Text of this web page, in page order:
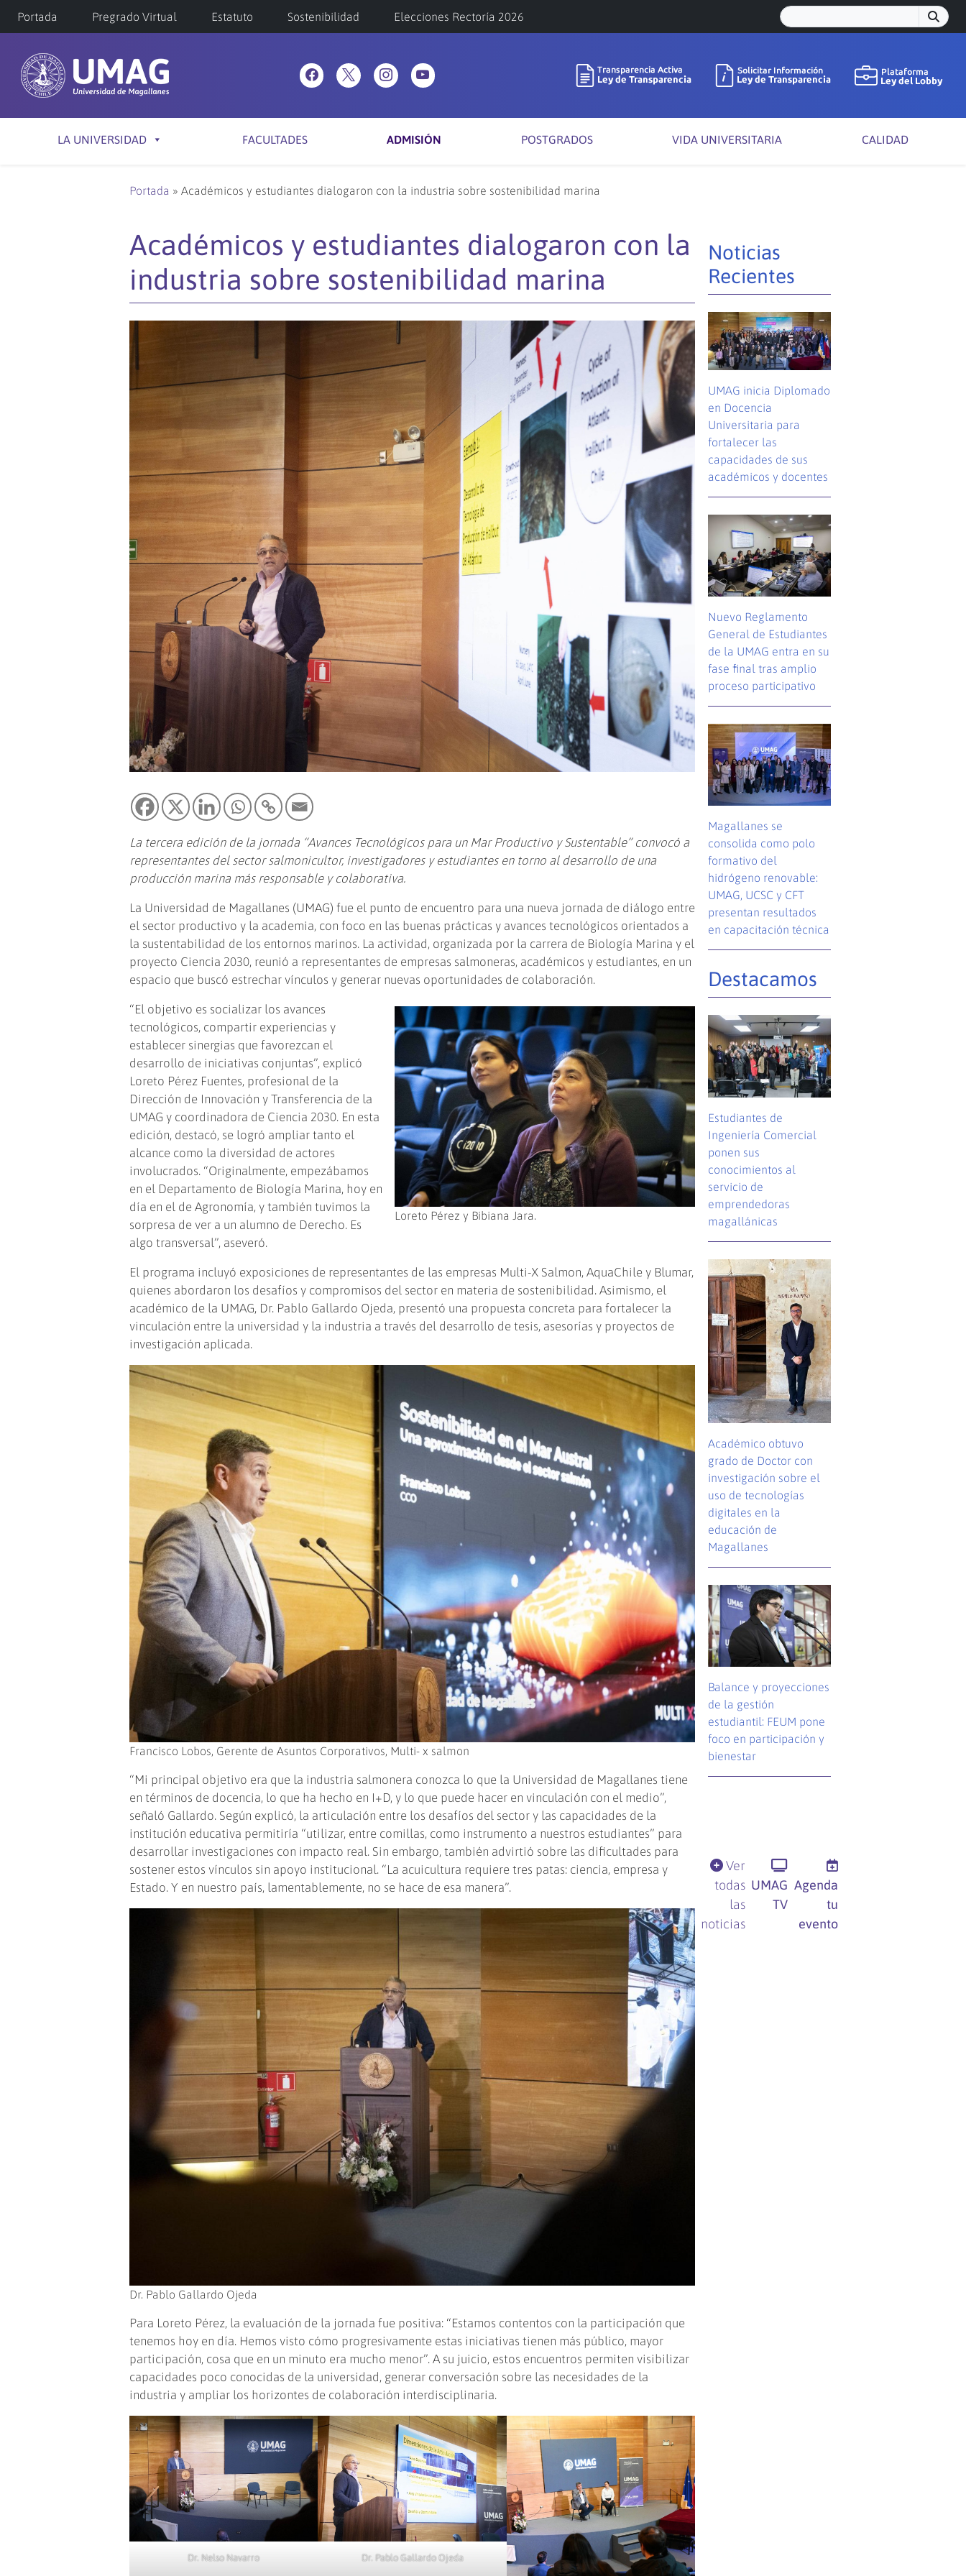
Portada Pregrado Virtual Estatuto Sostenibilidad Elecciones Rectoría 2026
LA UNIVERSIDAD FACULTADES ADMISIÓN POSTGRADOS VIDA UNIVERSITARIA CALIDAD
Portada » Académicos y estudiantes dialogaron con la industria sobre sostenibilidad marina
Académicos y estudiantes dialogaron con la
industria sobre sostenibilidad marina
La tercera edición de la jornada “Avances Tecnológicos para un Mar Productivo y Sustentable” convocó a
representantes del sector salmonicultor, investigadores y estudiantes en torno al desarrollo de una
producción marina más responsable y colaborativa.
La Universidad de Magallanes (UMAG) fue el punto de encuentro para una nueva jornada de diálogo entre
el sector productivo y la academia, con foco en las buenas prácticas y avances tecnológicos orientados a
la sustentabilidad de los entornos marinos. La actividad, organizada por la carrera de Biología Marina y el
proyecto Ciencia 2030, reunió a representantes de empresas salmoneras, académicos y estudiantes, en un
espacio que buscó estrechar vínculos y generar nuevas oportunidades de colaboración.
Loreto Pérez y Bibiana Jara.
“El objetivo es socializar los avances
tecnológicos, compartir experiencias y
establecer sinergias que favorezcan el
desarrollo de iniciativas conjuntas”, explicó
Loreto Pérez Fuentes, profesional de la
Dirección de Innovación y Transferencia de la
UMAG y coordinadora de Ciencia 2030. En esta
edición, destacó, se logró ampliar tanto el
alcance como la diversidad de actores
involucrados. “Originalmente, empezábamos
en el Departamento de Biología Marina, hoy en
día en el de Agronomía, y también tuvimos la
sorpresa de ver a un alumno de Derecho. Es
algo transversal”, aseveró.
El programa incluyó exposiciones de representantes de las empresas Multi-X Salmon, AquaChile y Blumar,
quienes abordaron los desafíos y compromisos del sector en materia de sostenibilidad. Asimismo, el
académico de la UMAG, Dr. Pablo Gallardo Ojeda, presentó una propuesta concreta para fortalecer la
vinculación entre la universidad y la industria a través del desarrollo de tesis, asesorías y proyectos de
investigación aplicada.
Francisco Lobos, Gerente de Asuntos Corporativos, Multi- x salmon
“Mi principal objetivo era que la industria salmonera conozca lo que la Universidad de Magallanes tiene
en términos de docencia, lo que ha hecho en I+D, y lo que puede hacer en vinculación con el medio”,
señaló Gallardo. Según explicó, la articulación entre los desafíos del sector y las capacidades de la
institución educativa permitiría “utilizar, entre comillas, como instrumento a nuestros estudiantes” para
desarrollar investigaciones con impacto real. Sin embargo, también advirtió sobre las dificultades para
sostener estos vínculos sin apoyo institucional. “La acuicultura requiere tres patas: ciencia, empresa y
Estado. Y en nuestro país, lamentablemente, no se hace de esa manera”.
Dr. Pablo Gallardo Ojeda
Para Loreto Pérez, la evaluación de la jornada fue positiva: “Estamos contentos con la participación que
tenemos hoy en día. Hemos visto cómo progresivamente estas iniciativas tienen más público, mayor
participación, cosa que en un minuto era mucho menor”. A su juicio, estos encuentros permiten visibilizar
capacidades poco conocidas de la universidad, generar conversación sobre las necesidades de la
industria y ampliar los horizontes de colaboración interdisciplinaria.
Dr. Nelso Navarro Dr. Pablo Gallardo Ojeda
Noticias
Recientes
UMAG inicia Diplomado
en Docencia
Universitaria para
fortalecer las
capacidades de sus
académicos y docentes
Nuevo Reglamento
General de Estudiantes
de la UMAG entra en su
fase final tras amplio
proceso participativo
Magallanes se
consolida como polo
formativo del
hidrógeno renovable:
UMAG, UCSC y CFT
presentan resultados
en capacitación técnica
Destacamos
Estudiantes de
Ingeniería Comercial
ponen sus
conocimientos al
servicio de
emprendedoras
magallánicas
Académico obtuvo
grado de Doctor con
investigación sobre el
uso de tecnologías
digitales en la
educación de
Magallanes
Balance y proyecciones
de la gestión
estudiantil: FEUM pone
foco en participación y
bienestar
Ver
todas
las
noticias
UMAG
TV
Agenda
tu
evento